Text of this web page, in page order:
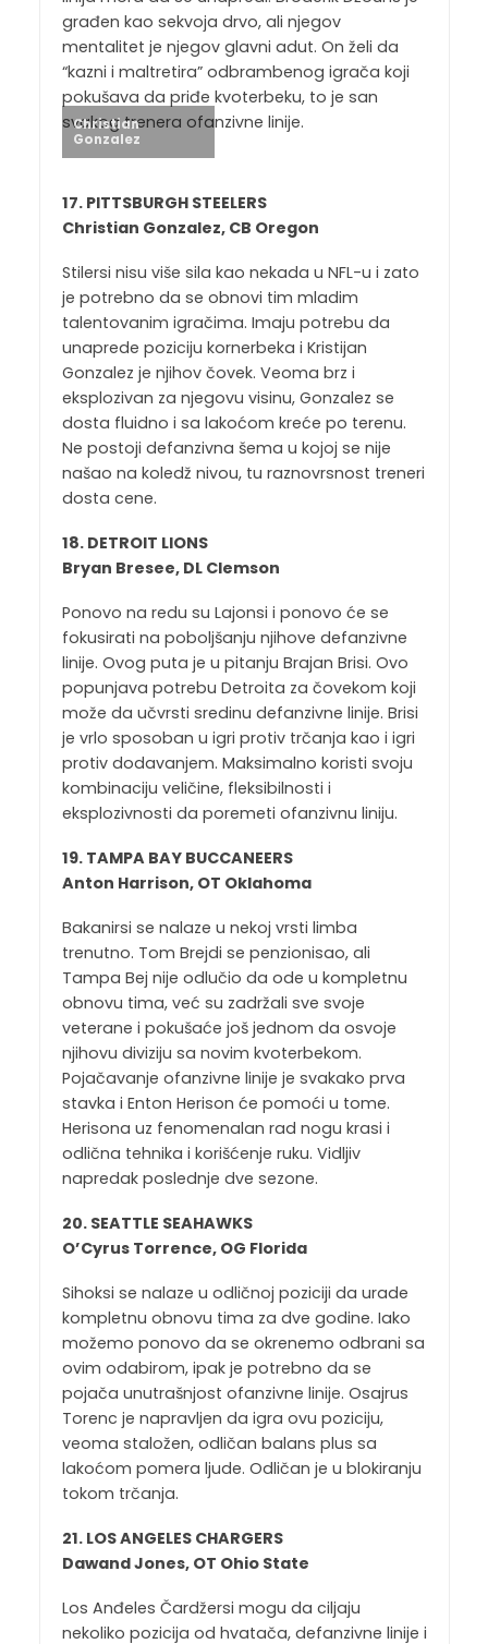
građen kao sekvoja drvo, ali njegov
mentalitet je njegov glavni adut. On želi da
“kazni i maltretira” odbrambenog igrača koji
pokušava da priđe kvoterbeku, to je san
svakog trenera ofanzivne linije.
Christian
Gonzalez
17. PITTSBURGH STEELERS
Christian Gonzalez, CB Oregon
Stilersi nisu više sila kao nekada u NFL-u i zato
je potrebno da se obnovi tim mladim
talentovanim igračima. Imaju potrebu da
unaprede poziciju kornerbeka i Kristijan
Gonzalez je njihov čovek. Veoma brz i
eksplozivan za njegovu visinu, Gonzalez se
dosta fluidno i sa lakoćom kreće po terenu.
Ne postoji defanzivna šema u kojoj se nije
našao na koledž nivou, tu raznovrsnost treneri
dosta cene.
18. DETROIT LIONS
Bryan Bresee, DL Clemson
Ponovo na redu su Lajonsi i ponovo će se
fokusirati na poboljšanju njihove defanzivne
linije. Ovog puta je u pitanju Brajan Brisi. Ovo
popunjava potrebu Detroita za čovekom koji
može da učvrsti sredinu defanzivne linije. Brisi
je vrlo sposoban u igri protiv trčanja kao i igri
protiv dodavanjem. Maksimalno koristi svoju
kombinaciju veličine, fleksibilnosti i
eksplozivnosti da poremeti ofanzivnu liniju.
19. TAMPA BAY BUCCANEERS
Anton Harrison, OT Oklahoma
Bakanirsi se nalaze u nekoj vrsti limba
trenutno. Tom Brejdi se penzionisao, ali
Tampa Bej nije odlučio da ode u kompletnu
obnovu tima, već su zadržali sve svoje
veterane i pokušaće još jednom da osvoje
njihovu diviziju sa novim kvoterbekom.
Pojačavanje ofanzivne linije je svakako prva
stavka i Enton Herison će pomoći u tome.
Herisona uz fenomenalan rad nogu krasi i
odlična tehnika i korišćenje ruku. Vidljiv
napredak poslednje dve sezone.
20. SEATTLE SEAHAWKS
O’Cyrus Torrence, OG Florida
Sihoksi se nalaze u odličnoj poziciji da urade
kompletnu obnovu tima za dve godine. Iako
možemo ponovo da se okrenemo odbrani sa
ovim odabirom, ipak je potrebno da se
pojača unutrašnjost ofanzivne linije. Osajrus
Torenc je napravljen da igra ovu poziciju,
veoma staložen, odličan balans plus sa
lakoćom pomera ljude. Odličan je u blokiranju
tokom trčanja.
21. LOS ANGELES CHARGERS
Dawand Jones, OT Ohio State
Los Anđeles Čardžersi mogu da ciljaju
nekoliko pozicija od hvatača, defanzivne linije i